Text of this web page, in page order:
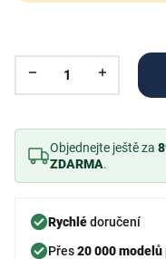
Objednejte ještě za
ZDARMA.
Rychlédoručení
Přes20 000 modelů